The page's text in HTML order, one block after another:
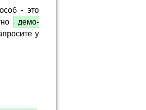
- это
демо-
у